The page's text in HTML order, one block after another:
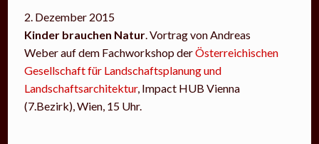
2. Dezember 2015
Kinder brauchen Natur . Vortrag von Andreas
Weber auf dem Fachworkshop derÖsterreichischen
Gesellschaft für Landschaftsplanung und
Landschaftsarchitektur, Impact HUB Vienna
(7.Bezirk), Wien, 15 Uhr.